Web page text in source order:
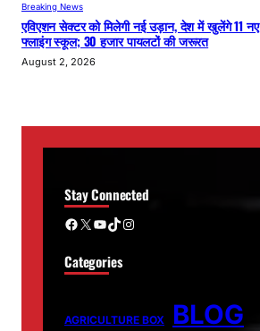
Breaking News
एविएशन सेक्टर को मिलेगी नई उड़ान, देश में खुलेंगे 11 नए
फ्लाइंग स्कूल; 30 हजार पायलटों की जरूरत
August 2, 2026
Stay Connected
Facebook X YouTube TikTok Instagram
Categories
AGRICULTURE BOX BLOG